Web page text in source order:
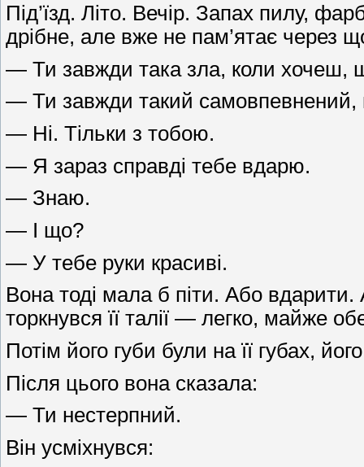
Під’їзд. Літо. Вечір. Запах пилу,
дрібне, але вже не пам’ятає через
— Ти завжди така зла, коли хочеш,
— Ти завжди такий
— Ні. Тільки з тобою.
— Я зараз справді тебе вдарю.
— Знаю.
— І що?
— У тебе руки красиві.
Вона тоді мала б піти. Або вдарити.
торкнувся її талії — легко, майже
Потім його губи були на її губах,
Після цього вона сказала:
— Ти нестерпний.
Він усміхнувся: